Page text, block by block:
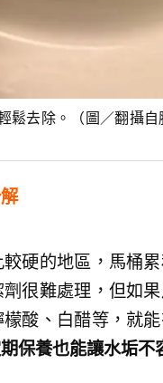
鬆去除。（圖／翻攝
硬的地區，馬桶
很難處理，但如
酸、白醋等，就
保養也能讓水垢不